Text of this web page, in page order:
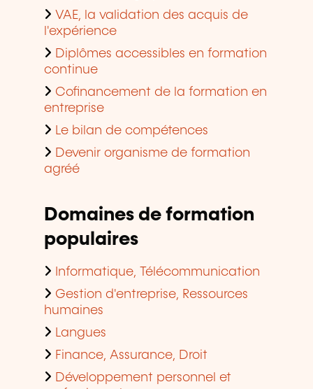
VAE, la validation des acquis de
l'expérience
Diplômes accessibles en formation
continue
Cofinancement de la formation en
entreprise
Le bilan de compétences
Devenir organisme de formation
agréé
Domaines de formation
populaires
Informatique, Télécommunication
Gestion d'entreprise, Ressources
humaines
Langues
Finance, Assurance, Droit
Développement personnel et